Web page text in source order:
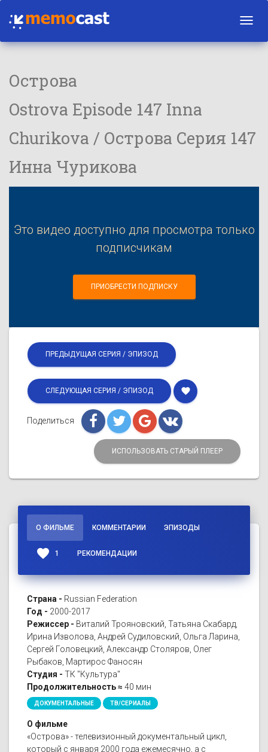
Острова
Ostrova Episode 147 Inna
Churikova / Острова Серия 147
Инна Чурикова
Это видео доступно для просмотра только
подписчикам
ПРИОБРЕСТИ ПОДПИСКУ
ПРЕДЫДУЩАЯ СЕРИЯ / ЭПИЗОД
СЛЕДУЮЩАЯ СЕРИЯ / ЭПИЗОД favorite
Поделиться
ИСПОЛЬЗОВАТЬ СТАРЫЙ ПЛЕЕР
О ФИЛЬМЕ КОММЕНТАРИИ ЭПИЗОДЫ
favorite 1 РЕКОМЕНДАЦИИ
Страна - Russian Federation
Год - 2000-2017
Режиссер - Виталий Трояновский, Татьяна Скабард,
Ирина Изволова, Андрей Судиловский, Ольга Ларина,
Сергей Головецкий, Александр Столяров, Олег
Рыбаков, Мартирос Фаносян
Студия - ТК "Культура"
Продолжительность ≈ 40 мин
ДОКУМЕНТАЛЬНЫЕ ТВ/СЕРИАЛЫ
О фильме
«Острова» - телевизионный документальный цикл,
который с января 2000 года ежемесячно, а с